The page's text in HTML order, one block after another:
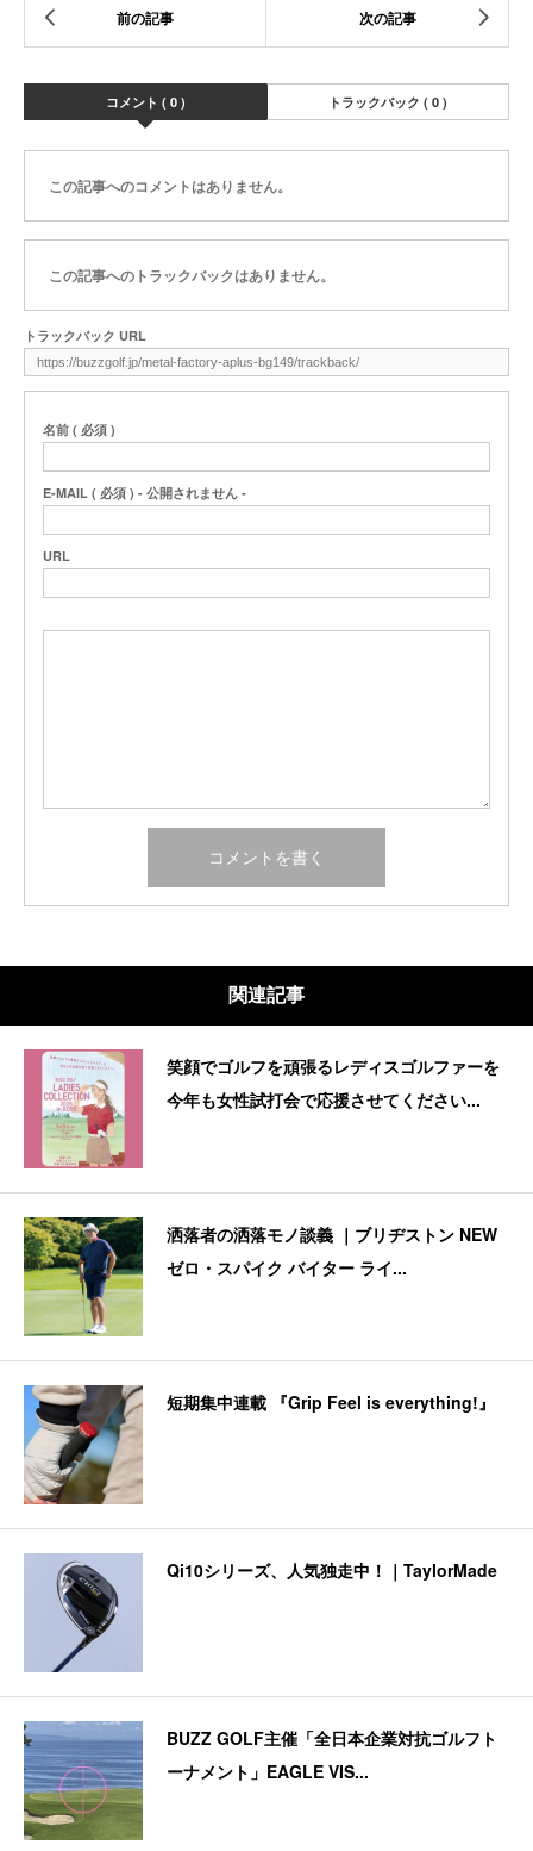
コメント ( 0 ) トラックバック ( 0 )
この記事へのコメントはありません。
この記事へのトラックバックはありません。
トラックバック URL
名前 ( 必須 )
E-MAIL ( 必須 ) - 公開されません -
URL
関連記事
笑顔でゴルフを頑張るレディスゴルファーを
今年も女性試打会で応援させてください...
洒落者の洒落モノ談義 ｜ブリヂストン NEW
ゼロ・スパイク バイター ライ...
短期集中連載 『Grip Feel is everything!』
Qi10シリーズ、人気独走中！｜TaylorMade
BUZZ GOLF主催「全日本企業対抗ゴルフト
ーナメント」EAGLE VIS...